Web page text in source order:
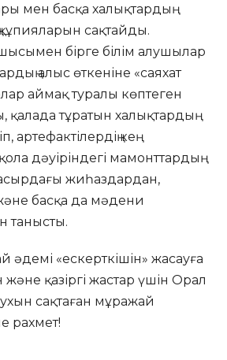
мен басқа халықтардың
құпияларын сақтайды.
бірге білім алушылар
алыс өткеніне «саяхат
аймақ туралы көптеген
қалада тұратын халықтардың
артефактілердің кең
дәуіріндегі мамонттардың
жиһаздардан,
басқа да мәдени
танысты.
әдемі «ескерткішін» жасауға
қазіргі жастар үшін Орал
сақтаған мұражай
рахмет!